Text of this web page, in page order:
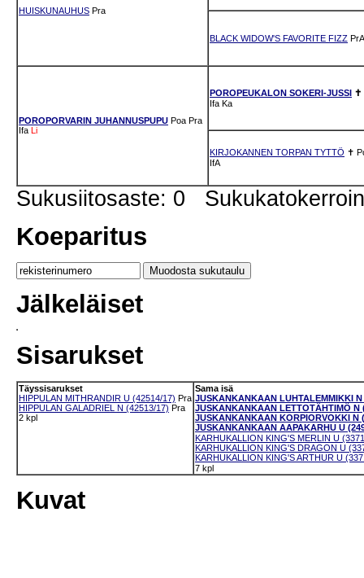
HUISKUNAUHUS Pra
BLACK WIDOW'S FAVORITE FIZZ PrA
POROPORVARIN JUHANNUSPUPU Poa Pra
Ifa Li
POROPEUKALON SOKERI-JUSSI ✝
Ifa Ka
KIRJOKANNEN TORPAN TYTTÖ ✝
IfA
Sukusiitosaste: 0
Koeparitus
Jälkeläiset
Sisarukset
Täyssisarukset
HIPPULAN MITHRANDIR U (42514/17) Pra
HIPPULAN GALADRIEL N (42513/17) Pra
2 kpl
Sama isä
JUSKANKANKAAN LUHTALEMMIKKI N
JUSKANKANKAAN LETTOTÄHTIMÖ N
JUSKANKANKAAN KORPIORVOKKI N
JUSKANKANKAAN AAPAKARHU U
KARHUKALLION KING'S MERLIN U
KARHUKALLION KING'S DRAGON U
KARHUKALLION KING'S ARTHUR U
7 kpl
Kuvat